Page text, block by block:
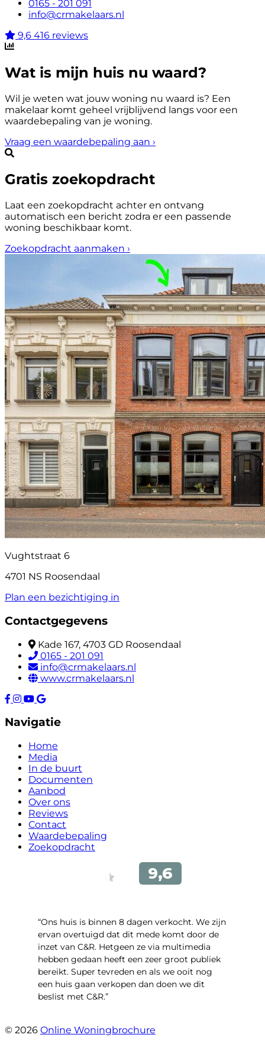
0165 - 201 091
info@crmakelaars.nl
9,6 416 reviews
Wat is mijn huis nu waard?
Wil je weten wat jouw woning nu waard is? Een
makelaar komt geheel vrijblijvend langs voor een
waardebepaling van je woning.
Vraag een waardebepaling aan ›
Gratis zoekopdracht
Laat een zoekopdracht achter en ontvang
automatisch een bericht zodra er een passende
woning beschikbaar komt.
Zoekopdracht aanmaken ›
Vughtstraat 6
4701 NS Roosendaal
Plan een bezichtiging in
Contactgegevens
Kade 167, 4703 GD Roosendaal
0165 - 201 091
info@crmakelaars.nl
www.crmakelaars.nl
Navigatie
Home
Media
In de buurt
Documenten
Aanbod
Over ons
Reviews
Contact
Waardebepaling
Zoekopdracht
“Ons huis is binnen 8 dagen verkocht. We zijn
ervan overtuigd dat dit mede komt door de
inzet van C&R. Hetgeen ze via multimedia
hebben gedaan heeft een zeer groot publiek
bereikt. Super tevreden en als we ooit nog
een huis gaan verkopen dan doen we dit
beslist met C&R.”
© 2026 Online Woningbrochure